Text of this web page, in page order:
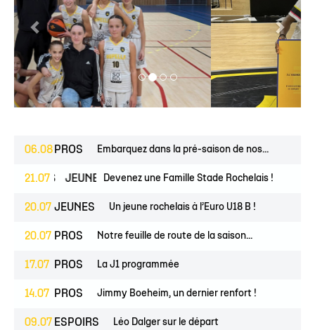
06.08 PROS Embarquez dans la pré-saison de nos...
21.07JEUNES Devenez une Famille Stade Rochelais !
20.07 JEUNES Un jeune rochelais à l’Euro U18 B !
20.07 PROS Notre feuille de route de la saison...
17.07 PROS La J1 programmée
14.07 PROS Jimmy Boeheim, un dernier renfort !
09.07 ESPOIRS Léo Dalger sur le départ